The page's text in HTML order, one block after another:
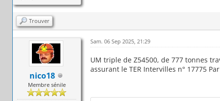
Trouver
nico18
Membre sénile
Sam. 06 Sep 2025, 21:29
UM triple de Z54500, de 777 tonnes
assurant le TER Intervilles n° 17775